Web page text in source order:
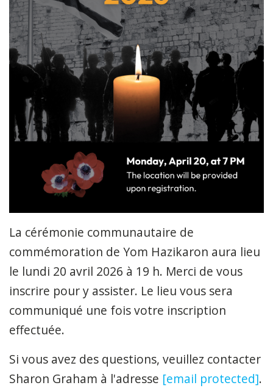
La cérémonie communautaire de
commémoration de Yom Hazikaron aura lieu
le lundi 20 avril 2026 à 19 h. Merci de vous
inscrire pour y assister. Le lieu vous sera
communiqué une fois votre inscription
effectuée.
Si vous avez des questions, veuillez contacter
Sharon Graham à l'adresse [email protected].